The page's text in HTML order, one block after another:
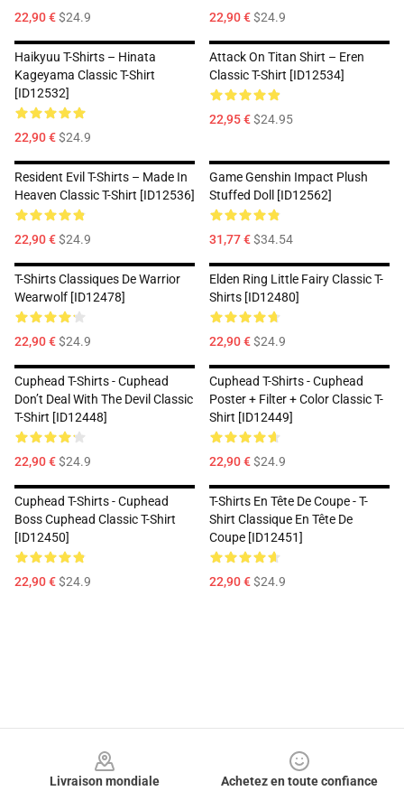
22,90 €$24.9 22,90 €$24.9
Haikyuu T-Shirts – Hinata
Kageyama Classic T-Shirt
[ID12532]
22,90 €$24.9
Attack On Titan Shirt – Eren
Classic T-Shirt [ID12534]
22,95 €$24.95
Resident Evil T-Shirts – Made In
Heaven Classic T-Shirt [ID12536]
22,90 €$24.9
Game Genshin Impact Plush
Stuffed Doll [ID12562]
31,77 €$34.54
T-Shirts Classiques De Warrior
Wearwolf [ID12478]
22,90 €$24.9
Elden Ring Little Fairy Classic T-
Shirts [ID12480]
22,90 €$24.9
Cuphead T-Shirts - Cuphead
Don’t Deal With The Devil Classic
T-Shirt [ID12448]
22,90 €$24.9
Cuphead T-Shirts - Cuphead
Poster + Filter + Color Classic T-
Shirt [ID12449]
22,90 €$24.9
Cuphead T-Shirts - Cuphead
Boss Cuphead Classic T-Shirt
[ID12450]
22,90 €$24.9
T-Shirts En Tête De Coupe - T-
Shirt Classique En Tête De
Coupe [ID12451]
22,90 €$24.9
Livraison mondiale
Achetez en toute confiance